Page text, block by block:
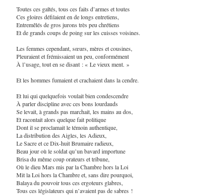
Toutes ces gaîtés, tous ces faits d’armes et toutes
Ces gloires défilaient en de longs entretiens,
Entremêlés de gros jurons très peu chrétiens
Et de grands coups de poing sur les cuisses voisines.
Les femmes cependant, sœurs, mères et cousines,
Pleuraient et frémissaient un peu, conformément
À l’usage, tout en se disant : « Le vieux ment. »
Et les hommes fumaient et crachaient dans la cendre.
Et lui qui quelquefois voulait bien condescendre
À parler discipline avec ces bons lourdauds
Se levait, à grands pas marchait, les mains au dos,
Et racontait alors quelque fait politique
Dont il se proclamait le témoin authentique,
La distribution des Aigles, les Adieux,
Le Sacre et ce Dix-huit Brumaire radieux,
Beau jour où le soldat qu’un bavard importune
Brisa du même coup orateurs et tribune,
Où le dieu Mars mis par la Chambre hors la Loi
Mit la Loi hors la Chambre et, sans dire pourquoi,
Balaya du pouvoir tous ces ergoteurs glabres,
Tous ces législateurs qui n’avaient pas de sabres !